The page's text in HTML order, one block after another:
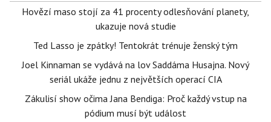
Hovězí maso stojí za 41 procenty odlesňování planety,
ukazuje nová studie
Ted Lasso je zpátky! Tentokrát trénuje ženský tým
Joel Kinnaman se vydává na lov Saddáma Husajna. Nový
seriál ukáže jednu z největších operací CIA
Zákulisí show očima Jana Bendiga: Proč každý vstup na
pódium musí být událost